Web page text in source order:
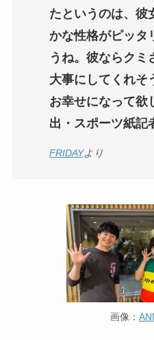
たというのは、彼
かな性格がピッタ
うね。彼ならクミ
大事にしてくれそ
お幸せになって欲
出・スポーツ紙記
FRIDAYより
画像：